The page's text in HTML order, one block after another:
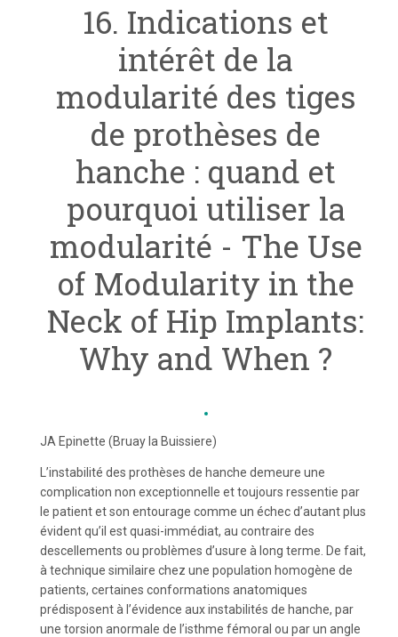
16. Indications et
intérêt de la
modularité des tiges
de prothèses de
hanche : quand et
pourquoi utiliser la
modularité - The Use
of Modularity in the
Neck of Hip Implants:
Why and When ?
JA Epinette (Bruay la Buissiere)
L’instabilité des prothèses de hanche demeure une
complication non exceptionnelle et toujours ressentie par
le patient et son entourage comme un échec d’autant plus
évident qu’il est quasi-immédiat, au contraire des
descellements ou problèmes d’usure à long terme. De fait,
à technique similaire chez une population homogène de
patients, certaines conformations anatomiques
prédisposent à l’évidence aux instabilités de hanche, par
une torsion anormale de l’isthme fémoral ou par un angle